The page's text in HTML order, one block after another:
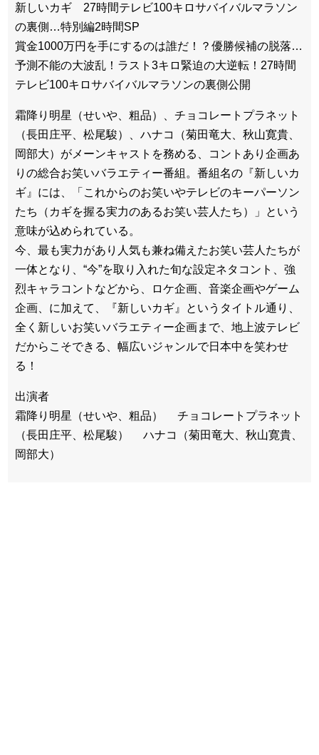
新しいカギ 27時間テレビ100キロサバイバルマラソン
の裏側…特別編2時間SP
賞金1000万円を手にするのは誰だ！？優勝候補の脱落…
予測不能の大波乱！ラスト3キロ緊迫の大逆転！27時間
テレビ100キロサバイバルマラソンの裏側公開
霜降り明星（せいや、粗品）、チョコレートプラネット
（長田庄平、松尾駿）、ハナコ（菊田竜大、秋山寛貴、
岡部大）がメーンキャストを務める、コントあり企画あ
りの総合お笑いバラエティー番組。番組名の『新しいカ
ギ』には、「これからのお笑いやテレビのキーパーソン
たち（カギを握る実力のあるお笑い芸人たち）」という
意味が込められている。
今、最も実力があり人気も兼ね備えたお笑い芸人たちが
一体となり、“今”を取り入れた旬な設定ネタコント、強
烈キャラコントなどから、ロケ企画、音楽企画やゲーム
企画、に加えて、『新しいカギ』というタイトル通り、
全く新しいお笑いバラエティー企画まで、地上波テレビ
だからこそできる、幅広いジャンルで日本中を笑わせ
る！
出演者
霜降り明星（せいや、粗品） チョコレートプラネット
（長田庄平、松尾駿） ハナコ（菊田竜大、秋山寛貴、
岡部大）